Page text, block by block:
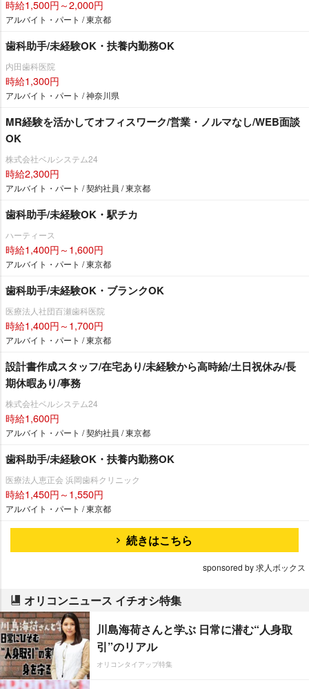
時給1,500円～2,000円
アルバイト・パート / 東京都
歯科助手/未経験OK・扶養内勤務OK
内田歯科医院
時給1,300円
アルバイト・パート / 神奈川県
MR経験を活かしてオフィスワーク/営業・ノルマなし/WEB面談
OK
株式会社ベルシステム24
時給2,300円
アルバイト・パート / 契約社員 / 東京都
歯科助手/未経験OK・駅チカ
ハーティース
時給1,400円～1,600円
アルバイト・パート / 東京都
歯科助手/未経験OK・ブランクOK
医療法人社団百瀬歯科医院
時給1,400円～1,700円
アルバイト・パート / 東京都
設計書作成スタッフ/在宅あり/未経験から高時給/土日祝休み/長
期休暇あり/事務
株式会社ベルシステム24
時給1,600円
アルバイト・パート / 契約社員 / 東京都
歯科助手/未経験OK・扶養内勤務OK
医療法人恵正会 浜岡歯科クリニック
時給1,450円～1,550円
アルバイト・パート / 東京都
続きはこちら
sponsored by 求人ボックス
オリコンニュース イチオシ特集
川島海荷さんと学ぶ 日常に潜む“人身取
引”のリアル
オリコンタイアップ特集